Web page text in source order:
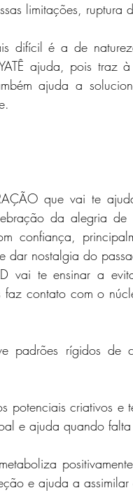
limitações, ruptura
difícil é a de
ajuda, pois traz
ajuda a
que vai te
da alegria de
confiança,
dar nostalgia do
vai te ensinar a
faz contato com o
padrões rígidos de
potenciais criativos
e ajuda quando
e ajuda a